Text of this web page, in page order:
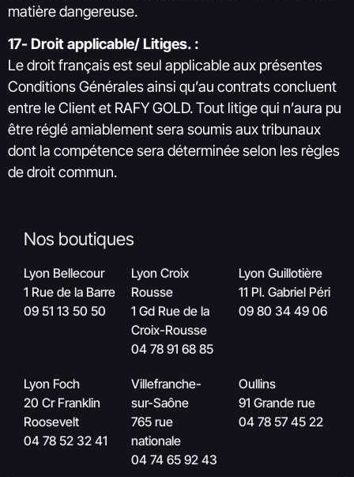
matière dangereuse.
17- Droit applicable/ Litiges. :
Le droit français est seul applicable aux présentes
Conditions Générales ainsi qu’au contrats concluent
entre le Client et RAFY GOLD. Tout litige qui n’aura pu
être réglé amiablement sera soumis aux tribunaux
dont la compétence sera déterminée selon les règles
de droit commun.
Nos boutiques
Lyon Bellecour
1 Rue de la Barre
09 51 13 50 50
Lyon Croix
Rousse
1 Gd Rue de la
Croix-Rousse
04 78 91 68 85
Lyon Guillotière
11 Pl. Gabriel Péri
09 80 34 49 06
Lyon Foch
20 Cr Franklin
Roosevelt
04 78 52 32 41
Villefranche-
sur-Saône
765 rue
nationale
04 74 65 92 43
Oullins
91 Grande rue
04 78 57 45 22